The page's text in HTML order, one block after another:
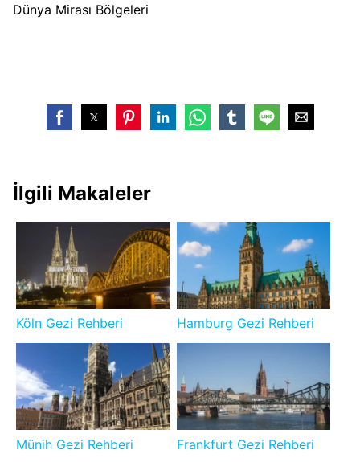
Dünya Mirası Bölgeleri
İlgili Makaleler
Köln Gezi Rehberi Hamburg Gezi Rehberi
Münih Gezi Rehberi Frankfurt Gezi Rehberi